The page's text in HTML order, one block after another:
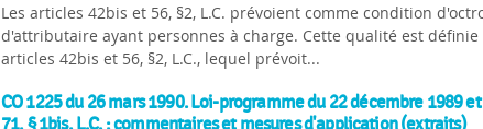
Les articles 42bis et 56, §2, L.C. prévoient comme condition
d'attributaire ayant personnes à charge. Cette qualité est
articles 42bis et 56, §2, L.C., lequel prévoit...
CO 1225 du 26 mars 1990. Loi-programme du 22 décembre 1989
71, § 1bis, L.C. : commentaires et mesures d'application (extraits)